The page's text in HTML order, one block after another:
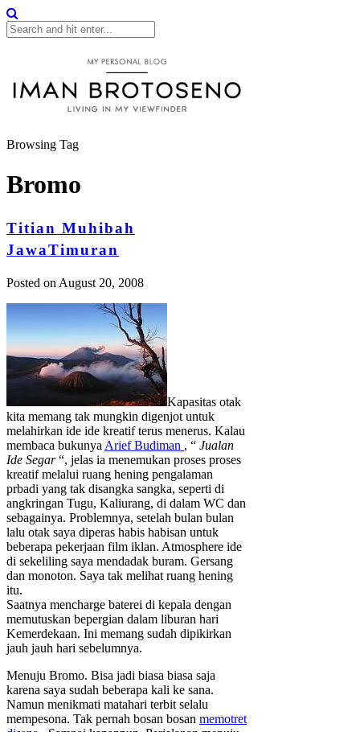
Browsing Tag
Bromo
Titian Muhibah
JawaTimuran
Posted on August 20, 2008
Kapasitas otak
kita memang tak mungkin digenjot untuk
melahirkan ide ide kreatif terus menerus. Kalau
membaca bukunya Arief Budiman , “ Jualan
Ide Segar“, jelas ia menemukan proses proses
kreatif melalui ruang hening pengalaman
prbadi yang tak disangka sangka, seperti di
angkringan Tugu, Kaliurang, di dalam WC dan
sebagainya. Problemnya, setelah bulan bulan
lalu otak saya diperas habis habisan untuk
beberapa pekerjaan film iklan. Atmosphere ide
di sekeliling saya mendadak buram. Gersang
dan monoton. Saya tak melihat ruang hening
itu.
Saatnya mencharge baterei di kepala dengan
memutuskan bepergian dalam liburan hari
Kemerdekaan. Ini memang sudah dipikirkan
jauh jauh hari sebelumnya.
Menuju Bromo. Bisa jadi biasa biasa saja
karena saya sudah beberapa kali ke sana.
Namun menikmati matahari terbit selalu
mempesona. Tak pernah bosan bosan memotret